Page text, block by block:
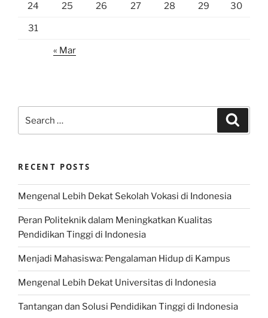
24 25 26 27 28 29 30
31
« Mar
for:
RECENT POSTS
Mengenal Lebih Dekat Sekolah Vokasi di Indonesia
Peran Politeknik dalam Meningkatkan Kualitas
Pendidikan Tinggi di Indonesia
Menjadi Mahasiswa: Pengalaman Hidup di Kampus
Mengenal Lebih Dekat Universitas di Indonesia
Tantangan dan Solusi Pendidikan Tinggi di Indonesia